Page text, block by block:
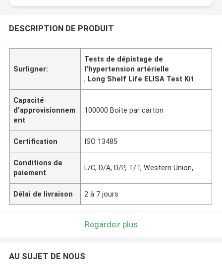
DESCRIPTION DE PRODUIT
Surligner:
Tests de dépistage de
l'hypertension artérielle
, Long Shelf Life ELISA Test Kit
Capacité
d'approvisionnem
ent
100000 Boîte par carton
Certification ISO 13485
Conditions de
paiement
L/C, D/A, D/P, T/T, Western Union,
Délai de livraison 2 à 7 jours
Regardez plus
AU SUJET DE NOUS